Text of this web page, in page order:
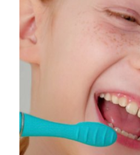
Hiszpania
Szwecja
Tajwan